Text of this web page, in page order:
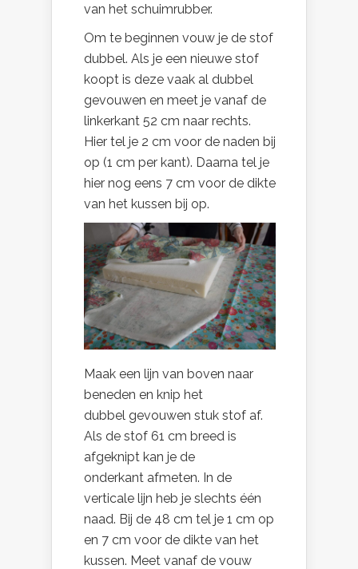
van het schuimrubber.
Om te beginnen vouw je de stof
dubbel. Als je een nieuwe stof
koopt is deze vaak al dubbel
gevouwen en meet je vanaf de
linkerkant 52 cm naar rechts.
Hier tel je 2 cm voor de naden bij
op (1 cm per kant). Daarna tel je
hier nog eens 7 cm voor de dikte
van het kussen bij op.
Maak een lijn van boven naar
beneden en knip het
dubbel gevouwen stuk stof af.
Als de stof 61 cm breed is
afgeknipt kan je de
onderkant afmeten. In de
verticale lijn heb je slechts één
naad. Bij de 48 cm tel je 1 cm op
en 7 cm voor de dikte van het
kussen. Meet vanaf de vouw